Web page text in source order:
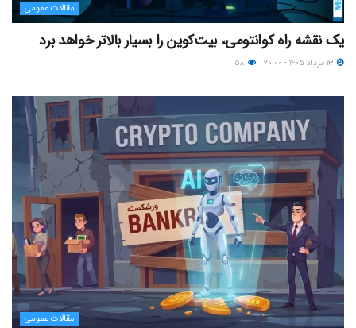
مقالات عمومی
یک نقشه راه کوانتومی، بیت‌کوین را بسیار بالاتر خواهد برد
مقالات عمومی